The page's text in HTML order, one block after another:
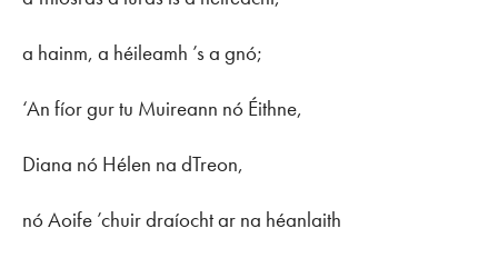
a hainm, a héileamh ’s a gnó;
‘An fíor gur tu Muireann nó Éithne,
Diana nó Hélen na dTreon,
nó Aoife ’chuir draíocht ar na héanlaith